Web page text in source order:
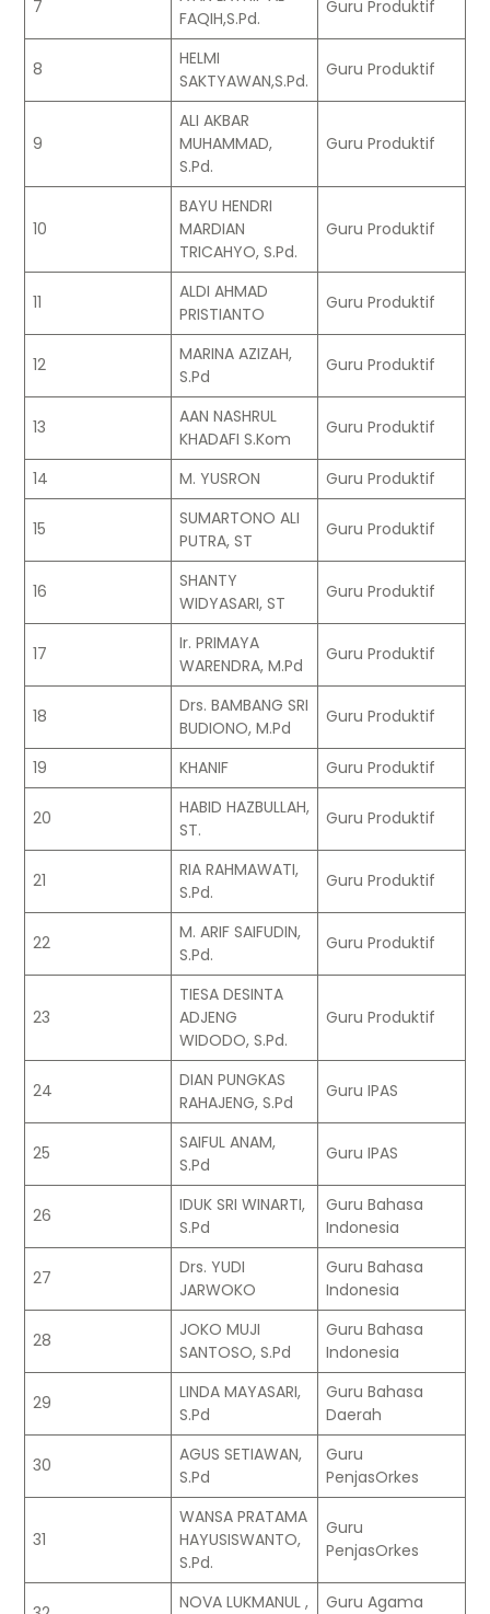
7
FAQIH,S.Pd.
Guru Produktif
8
HELMI
SAKTYAWAN,S.Pd.
Guru Produktif
9
ALI AKBAR
MUHAMMAD,
S.Pd.
Guru Produktif
10
BAYU HENDRI
MARDIAN
TRICAHYO, S.Pd.
Guru Produktif
11
ALDI AHMAD
PRISTIANTO
Guru Produktif
12
MARINA AZIZAH,
S.Pd
Guru Produktif
13
AAN NASHRUL
KHADAFI S.Kom
Guru Produktif
14 M. YUSRON Guru Produktif
15
SUMARTONO ALI
PUTRA, ST
Guru Produktif
16
SHANTY
WIDYASARI, ST
Guru Produktif
17
Ir. PRIMAYA
WARENDRA, M.Pd
Guru Produktif
18
Drs. BAMBANG SRI
BUDIONO, M.Pd
Guru Produktif
19 KHANIF Guru Produktif
20
HABID HAZBULLAH,
ST.
Guru Produktif
21
RIA RAHMAWATI,
S.Pd.
Guru Produktif
22
M. ARIF SAIFUDIN,
S.Pd.
Guru Produktif
23
TIESA DESINTA
ADJENG
WIDODO, S.Pd.
Guru Produktif
24
DIAN PUNGKAS
RAHAJENG, S.Pd
Guru IPAS
25
SAIFUL ANAM,
S.Pd
Guru IPAS
26
IDUK SRI WINARTI,
S.Pd
Guru Bahasa
Indonesia
27
Drs. YUDI
JARWOKO
Guru Bahasa
Indonesia
28
JOKO MUJI
SANTOSO, S.Pd
Guru Bahasa
Indonesia
29
LINDA MAYASARI,
S.Pd
Guru Bahasa
Daerah
30
AGUS SETIAWAN,
S.Pd
Guru
PenjasOrkes
31
WANSA PRATAMA
HAYUSISWANTO,
S.Pd.
Guru
PenjasOrkes
NOVA LUKMANUL , Guru Agama